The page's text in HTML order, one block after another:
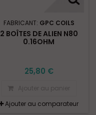
FABRICANT: GPC COILS
2 BOÎTES DE ALIEN N80
0.16OHM
25,80 €
Ajouter au panier
Ajouter au comparateur